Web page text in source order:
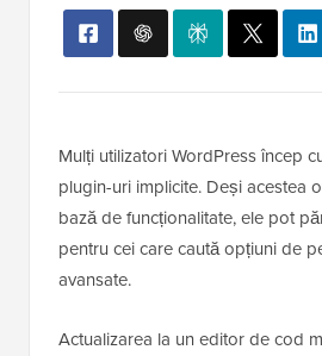
Mulți utilizatori WordPress încep
plugin-uri implicite. Deși acestea
bază de funcționalitate, ele pot
pentru cei care caută opțiuni de
avansate.
Actualizarea la un editor de cod